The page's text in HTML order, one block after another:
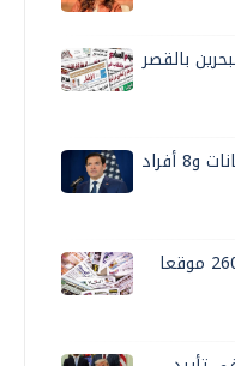
بالقصر
عقوبات أمريكية جديدة على 5 كيانات و8 أفراد
وزير السياحة والآثار الفلسطيني: 260 موقعا